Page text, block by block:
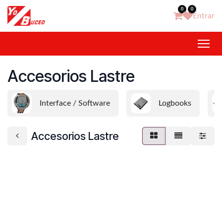
Ir al contenido 0 0
Entrar
Accesorios Lastre
Interface / Software Logbooks
Accesorios Lastre